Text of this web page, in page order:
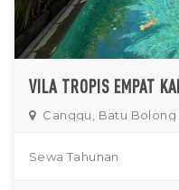
Canggu, Batu Bolong
Sewa Tahunan